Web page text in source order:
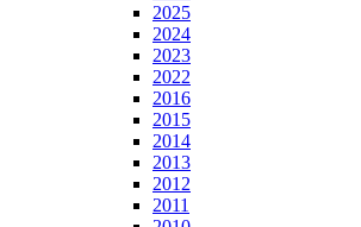
2025
2024
2023
2022
2016
2015
2014
2013
2012
2011